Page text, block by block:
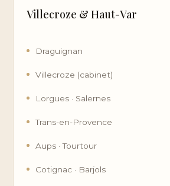
Villecroze & Haut-Var
Draguignan
Villecroze (cabinet)
Lorgues · Salernes
Trans-en-Provence
Aups · Tourtour
Cotignac · Barjols